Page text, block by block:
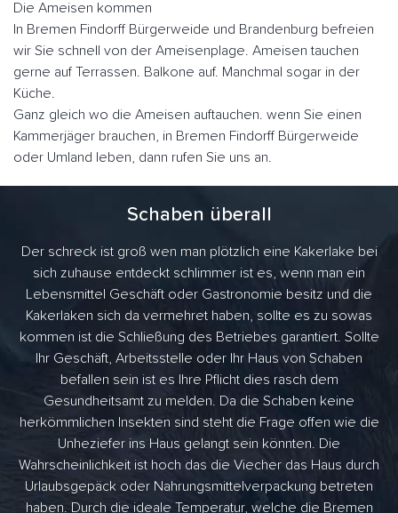
Die Ameisen kommen
In Bremen Findorff Bürgerweide und Brandenburg befreien
wir Sie schnell von der Ameisenplage. Ameisen tauchen
gerne auf Terrassen. Balkone auf. Manchmal sogar in der
Küche.
Ganz gleich wo die Ameisen auftauchen. wenn Sie einen
Kammerjäger brauchen, in Bremen Findorff Bürgerweide
oder Umland leben, dann rufen Sie uns an.
Schaben überall
Der schreck ist groß wen man plötzlich eine Kakerlake bei
sich zuhause entdeckt schlimmer ist es, wenn man ein
Lebensmittel Geschäft oder Gastronomie besitz und die
Kakerlaken sich da vermehret haben, sollte es zu sowas
kommen ist die Schließung des Betriebes garantiert. Sollte
Ihr Geschäft, Arbeitsstelle oder Ihr Haus von Schaben
befallen sein ist es Ihre Pflicht dies rasch dem
Gesundheitsamt zu melden. Da die Schaben keine
herkömmlichen Insekten sind steht die Frage offen wie die
Unheziefer ins Haus gelangt sein könnten. Die
Wahrscheinlichkeit ist hoch das die Viecher das Haus durch
Urlaubsgepäck oder Nahrungsmittelverpackung betreten
haben. Durch die ideale Temperatur, welche die Bremen